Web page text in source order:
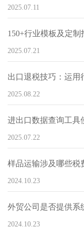
2025.07.11
2025.07.21
出口退税技巧：运用
2025.08.22
2025.07.22
样品运输涉及哪些税
2024.10.23
2024.10.23